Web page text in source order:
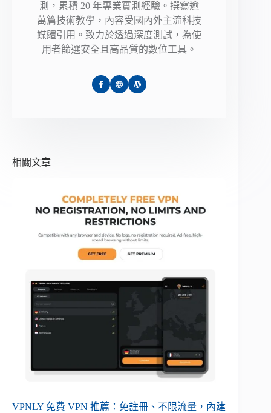
測，累積 20 年專業實測經驗。撰寫逾
萬篇技術教學，內容受國內外主流科技
媒體引用。致力於透過深度測試，為使
用者篩選安全且高品質的數位工具。
相關文章
VPNLY 免費 VPN 推薦：免註冊、不限流量，內建